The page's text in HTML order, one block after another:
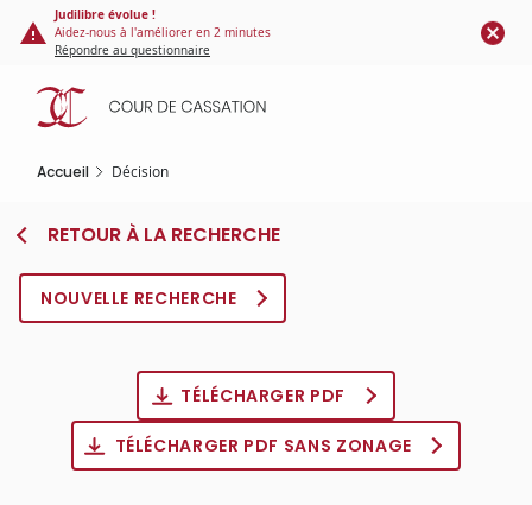
Panneau de gestion des cookies
contenu
principal
Judilibre évolue !
Aidez-nous à l'améliorer en 2 minutes
Répondre au questionnaire
Accueil Décision
RETOUR À LA RECHERCHE
NOUVELLE RECHERCHE
TÉLÉCHARGER PDF
TÉLÉCHARGER PDF SANS ZONAGE